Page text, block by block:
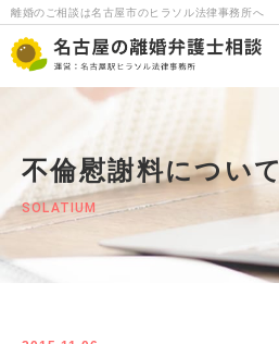
離婚のご相談は名古屋市のヒラソル法律事務所へ
不倫慰謝料について
SOLATIUM